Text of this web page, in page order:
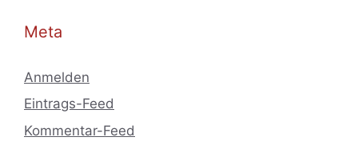
Meta
Anmelden
Eintrags-Feed
Kommentar-Feed